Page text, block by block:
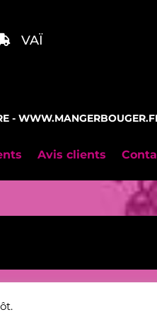
VAÏ
-
Avis clients